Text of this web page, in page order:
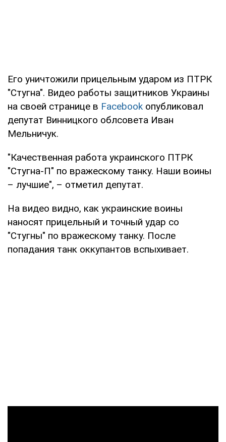
Его уничтожили прицельным ударом из ПТРК
"Стугна". Видео работы защитников Украины
на своей странице в Facebook опубликовал
депутат Винницкого облсовета Иван
Мельничук.
"Качественная работа украинского ПТРК
"Стугна-П" по вражескому танку. Наши воины
– лучшие", – отметил депутат.
На видео видно, как украинские воины
наносят прицельный и точный удар со
"Стугны" по вражескому танку. После
попадания танк оккупантов вспыхивает.